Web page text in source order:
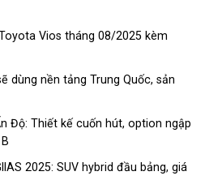
Vios tháng 08/2025 kèm
dùng nền tảng Trung Quốc, sản
Độ: Thiết kế cuốn hút, option ngập
2025: SUV hybrid đầu bảng, giá